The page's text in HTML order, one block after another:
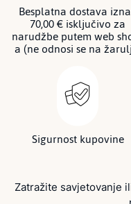
Besplatna dostava
70,00 € isključivo za
narudžbe putem web
a (ne odnosi se na
Sigurnost kupovine
Zatražite savjetovanje